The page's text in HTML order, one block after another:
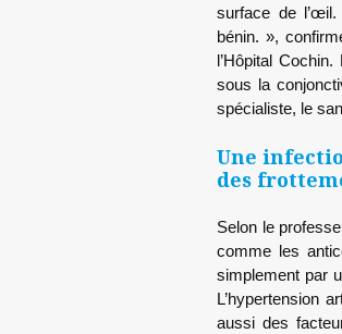
surface de l’œil.
bénin. »,
l’Hôpital
sous la
spécialiste, le
Une
des
Selon le
comme les
simplement par
L’hypertension
aussi des